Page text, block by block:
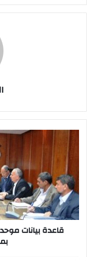
قاعدة
بيانات
موحدة
للعاملين
بالديوان
العام
والأحياء
بمحافظة
السويس
قاعدة بيانات